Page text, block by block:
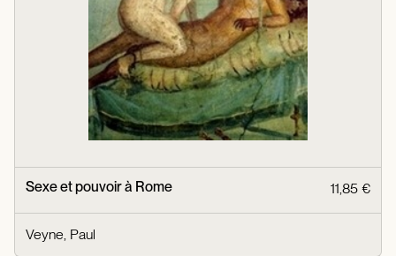
Sexe et pouvoir à Rome 11,85 €
Veyne, Paul